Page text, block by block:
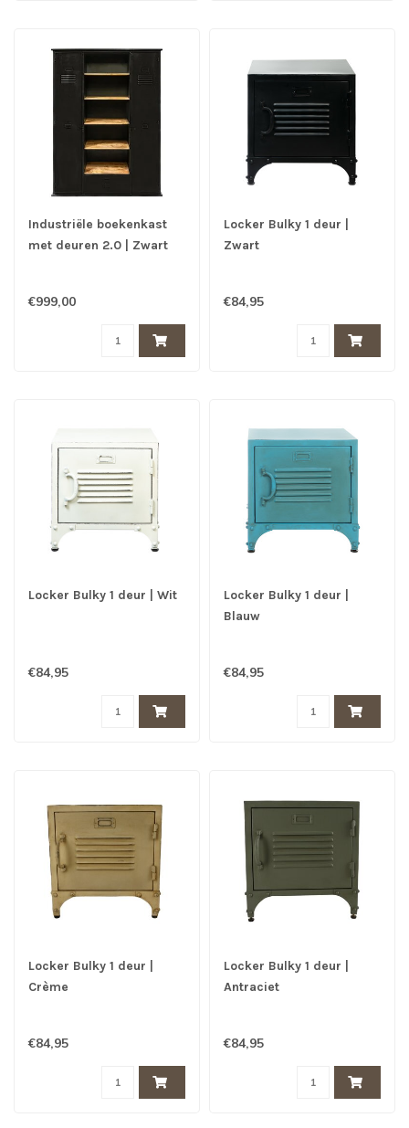
Industriële boekenkast
met deuren 2.0 | Zwart
€999,00
Locker Bulky 1 deur |
Zwart
€84,95
Locker Bulky 1 deur | Wit
€84,95
Locker Bulky 1 deur |
Blauw
€84,95
Locker Bulky 1 deur |
Crème
€84,95
Locker Bulky 1 deur |
Antraciet
€84,95